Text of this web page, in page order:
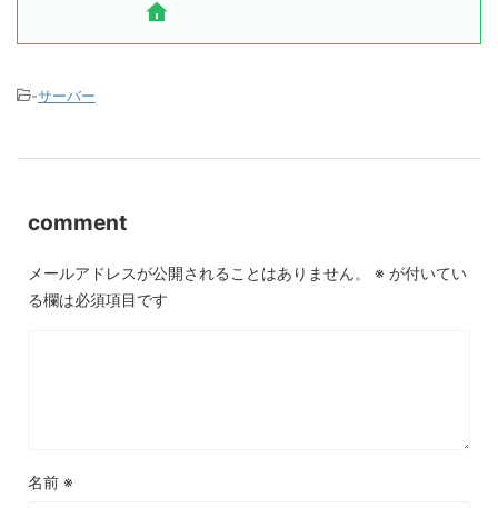
-サーバー
comment
メールアドレスが公開されることはありません。 ※ が付いてい
る欄は必須項目です
名前 ※